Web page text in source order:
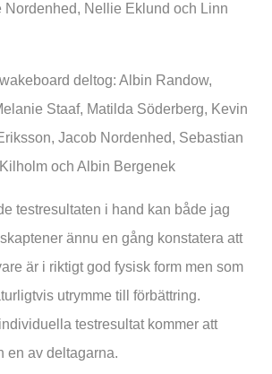
Nordenhed, Nellie Eklund och Linn
deltog: Albin Randow,
Staaf, Matilda Söderberg, Kevin
Jacob Nordenhed, Sebastian
och Albin Bergenek
testresultaten i hand kan både jag
ännu en gång konstatera att
är i riktigt god fysisk form men som
utrymme till förbättring.
testresultat kommer att
en av deltagarna.